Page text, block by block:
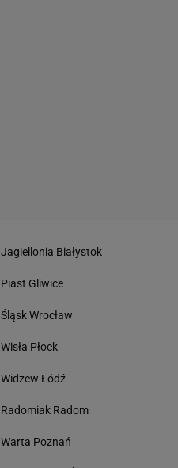
Jagiellonia Białystok
Piast Gliwice
Śląsk Wrocław
Wisła Płock
Widzew Łódź
Radomiak Radom
Warta Poznań